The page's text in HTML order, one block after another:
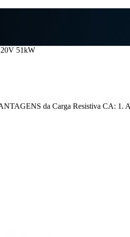
51kW
da Carga Resistiva CA: 1.